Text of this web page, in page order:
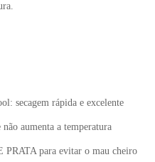
secagem rápida e excelente
aumenta a temperatura
para evitar o mau cheiro